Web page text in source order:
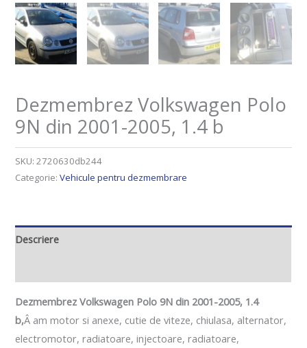
Dezmembrez Volkswagen Polo
9N din 2001-2005, 1.4 b
SKU:2720630db244
Categorie:Vehicule pentru dezmembrare
Descriere
Dezmembrez Volkswagen Polo 9N din 2001-2005, 1.4
b,Â am motor si anexe, cutie de viteze, chiulasa, alternator,
electromotor, radiatoare, injectoare, radiatoare,